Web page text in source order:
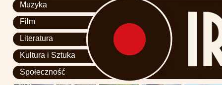
Muzyka
Film
Literatura
Kultura i Sztuka
Społeczność